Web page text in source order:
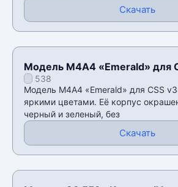
Скачать
Модель M4A4 «Emerald» для
538
Модель M4A4 «Emerald» для CSS
яркими цветами. Её корпус
черный и зеленый, без
Скачать